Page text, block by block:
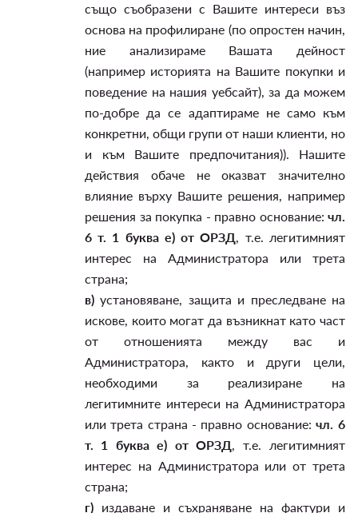
също съобразени с Вашите интереси въз
основа на профилиране (по опростен начин,
ние анализираме Вашата дейност
(например историята на Вашите покупки и
поведение на нашия уебсайт), за да можем
по-добре да се адаптираме не само към
конкретни, общи групи от наши клиенти, но
и към Вашите предпочитания)). Нашите
действия обаче не оказват значително
влияние върху Вашите решения, например
решения за покупка - правно основание: чл.
6 т. 1 буква е) от ОРЗД, т.е. легитимният
интерес на Администратора или трета
страна;
в) установяване, защита и преследване на
искове, които могат да възникнат като част
от отношенията между вас и
Администратора, както и други цели,
необходими за реализиране на
легитимните интереси на Администратора
или трета страна - правно основание: чл. 6
т. 1 буква е) от ОРЗД, т.е. легитимният
интерес на Администратора или от трета
страна;
г) издаване и съхраняване на фактури и